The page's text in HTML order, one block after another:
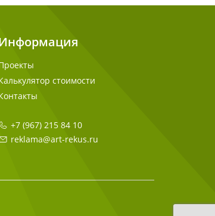
стоимости
+7 (967) 215 84 10
reklama@art-rekus.ru